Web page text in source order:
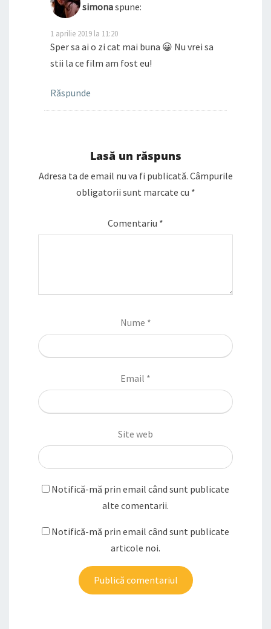
simonaspune:
1 aprilie 2019 la 11:20
Sper sa ai o zi cat mai buna 😀 Nu vrei sa
stii la ce film am fost eu!
Răspunde
Lasă un răspuns
Adresa ta de email nu va fi publicată. Câmpurile
obligatorii sunt marcate cu *
Comentariu *
Nume *
Email *
Site web
Notifică-mă prin email când sunt publicate
alte comentarii.
Notifică-mă prin email când sunt publicate
articole noi.